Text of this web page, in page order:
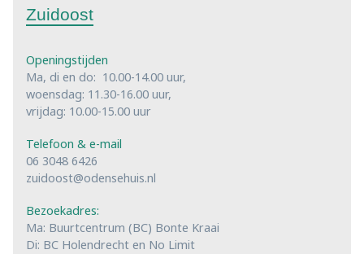
Zuidoost
Openingstijden
Ma, di en do: 10.00-14.00 uur,
woensdag: 11.30-16.00 uur,
vrijdag: 10.00-15.00 uur
Telefoon & e-mail
06 3048 6426
zuidoost@odensehuis.nl
Bezoekadres:
Ma: Buurtcentrum (BC) Bonte Kraai
Di: BC Holendrecht en No Limit